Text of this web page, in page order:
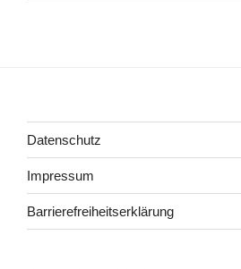
Datenschutz
Impressum
Barrierefreiheitserklärung